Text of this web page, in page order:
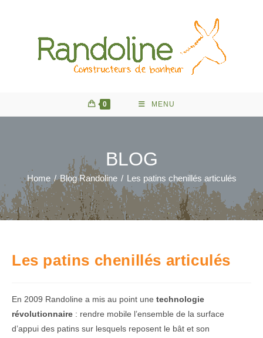
0 MENU
BLOG
Home / Blog Randoline / Les patins chenillés articulés
Les patins chenillés articulés
En 2009 Randoline a mis au point une technologie
révolutionnaire : rendre mobile l’ensemble de la surface
d’appui des patins sur lesquels reposent le bât et son